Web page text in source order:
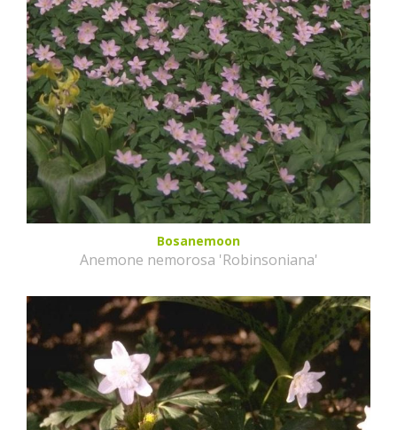
Bosanemoon
Anemone nemorosa 'Robinsoniana'